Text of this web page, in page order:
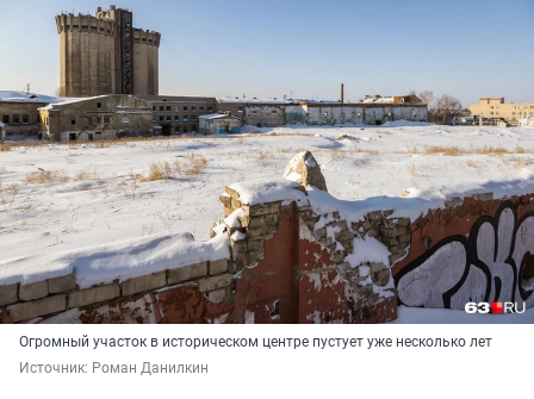
Огромный участок в историческом центре пустует уже несколько лет
Источник: Роман Данилкин